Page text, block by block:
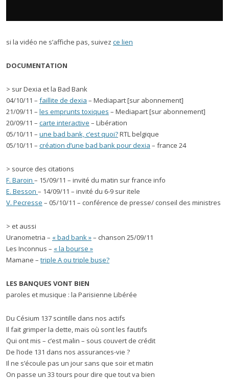
si la vidéo ne s’affiche pas, suivez ce lien
DOCUMENTATION
> sur Dexia et la Bad Bank
04/10/11 – faillite de dexia – Mediapart [sur abonnement]
21/09/11 – les emprunts toxiques – Mediapart [sur abonnement]
20/09/11 – carte interactive – Libération
05/10/11 – une bad bank, c’est quoi?RTL belgique
05/10/11 – création d’une bad bank pour dexia – france 24
> source des citations
F. Baroin – 15/09/11 – invité du matin sur france info
E. Besson – 14/09/11 – invité du 6-9 sur itele
V. Pecresse – 05/10/11 – conférence de presse/ conseil des ministres
> et aussi
Uranometria – « bad bank »– chanson 25/09/11
Les Inconnus – « la bourse »
Mamane – triple A ou triple buse?
LES BANQUES VONT BIEN
paroles et musique : la Parisienne Libérée
Du Césium 137 scintille dans nos actifs
Il fait grimper la dette, mais où sont les fautifs
Qui ont mis – c’est malin – sous couvert de crédit
De l’iode 131 dans nos assurances-vie ?
Il ne s’écoule pas un jour sans que soir et matin
On passe un 33 tours pour dire que tout va bien